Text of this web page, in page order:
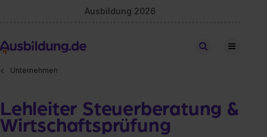
Ausbildung 2026
Stellen finden
Unternehmen
Lehleiter Steuerberatung &
Wirtschaftsprüfung